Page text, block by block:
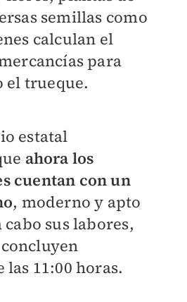
semillas como
calculan el
para
el trueque.
estatal
ahora los
cuentan con un
, moderno y apto
sus labores,
11:00 horas.